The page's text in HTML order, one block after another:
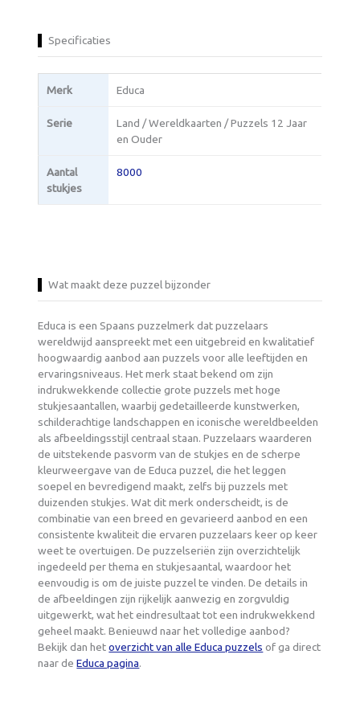
Specificaties
Merk Educa
Serie
Land / Wereldkaarten / Puzzels 12 Jaar
en Ouder
Aantal
stukjes
8000
Wat maakt deze puzzel bijzonder
Educa is een Spaans puzzelmerk dat puzzelaars
wereldwijd aanspreekt met een uitgebreid en kwalitatief
hoogwaardig aanbod aan puzzels voor alle leeftijden en
ervaringsniveaus. Het merk staat bekend om zijn
indrukwekkende collectie grote puzzels met hoge
stukjesaantallen, waarbij gedetailleerde kunstwerken,
schilderachtige landschappen en iconische wereldbeelden
als afbeeldingsstijl centraal staan. Puzzelaars waarderen
de uitstekende pasvorm van de stukjes en de scherpe
kleurweergave van de Educa puzzel, die het leggen
soepel en bevredigend maakt, zelfs bij puzzels met
duizenden stukjes. Wat dit merk onderscheidt, is de
combinatie van een breed en gevarieerd aanbod en een
consistente kwaliteit die ervaren puzzelaars keer op keer
weet te overtuigen. De puzzelseriën zijn overzichtelijk
ingedeeld per thema en stukjesaantal, waardoor het
eenvoudig is om de juiste puzzel te vinden. De details in
de afbeeldingen zijn rijkelijk aanwezig en zorgvuldig
uitgewerkt, wat het eindresultaat tot een indrukwekkend
geheel maakt. Benieuwd naar het volledige aanbod?
Bekijk dan hetoverzicht van alle Educa puzzels of ga direct
naar deEduca pagina.